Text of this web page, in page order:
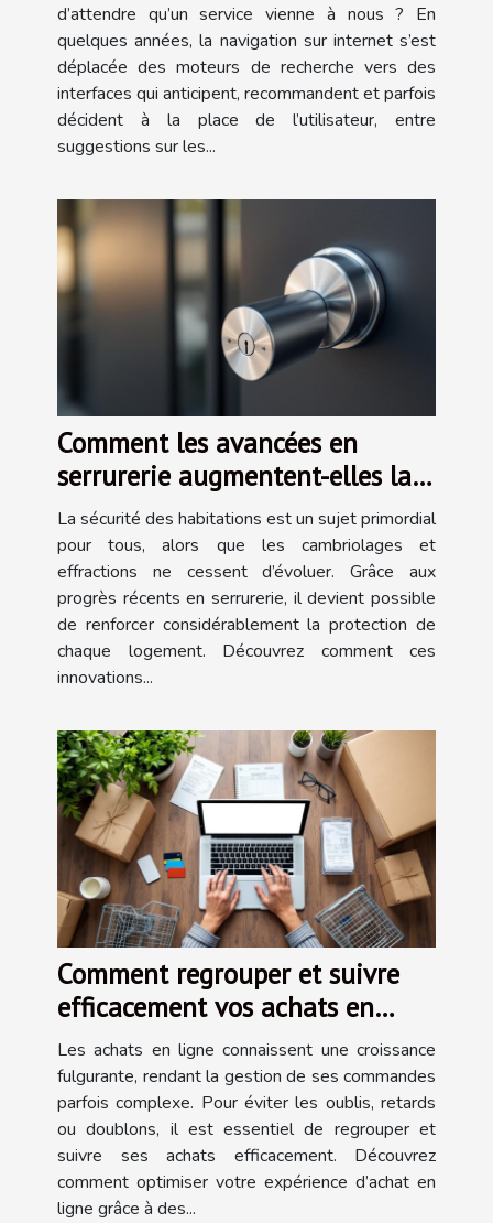
internet
d’attendre qu’un service vienne à nous ? En
quelques années, la navigation sur internet s’est
déplacée des moteurs de recherche vers des
interfaces qui anticipent, recommandent et parfois
décident à la place de l’utilisateur, entre
suggestions sur les...
Comment les avancées en
serrurerie augmentent-elles la
sécurité des habitations ?
La sécurité des habitations est un sujet primordial
pour tous, alors que les cambriolages et
effractions ne cessent d’évoluer. Grâce aux
progrès récents en serrurerie, il devient possible
de renforcer considérablement la protection de
chaque logement. Découvrez comment ces
innovations...
Comment regrouper et suivre
efficacement vos achats en
ligne ?
Les achats en ligne connaissent une croissance
fulgurante, rendant la gestion de ses commandes
parfois complexe. Pour éviter les oublis, retards
ou doublons, il est essentiel de regrouper et
suivre ses achats efficacement. Découvrez
comment optimiser votre expérience d’achat en
ligne grâce à des...